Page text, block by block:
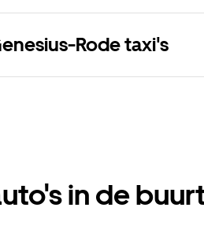
Rode taxi's
in de